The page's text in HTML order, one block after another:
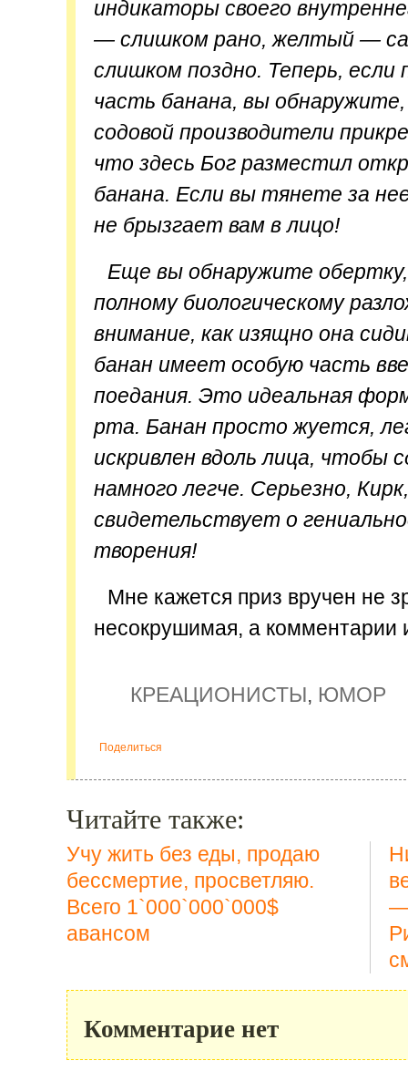
индикаторы своего
— слишком рано, желтый —
слишком поздно. Теперь,
часть банана, вы обнаружите,
содовой производители
что здесь Бог разместил
банана. Если вы тянете за
не брызгает вам в лицо!
Еще вы обнаружите
полному биологическому
внимание, как изящно она
банан имеет особую часть
поедания. Это идеальная
рта. Банан просто жуется,
искривлен вдоль лица, чтобы
намного легче. Серьезно,
свидетельствует о
творения!
Мне кажется приз вручен не
несокрушимая, а комментарии
КРЕАЦИОНИСТЫ, ЮМОР
Поделиться
Читайте также:
Учу жить без еды, продаю
бессмертие, просветляю.
Всего 1`000`000`000$
авансом
—
Комментарие нет